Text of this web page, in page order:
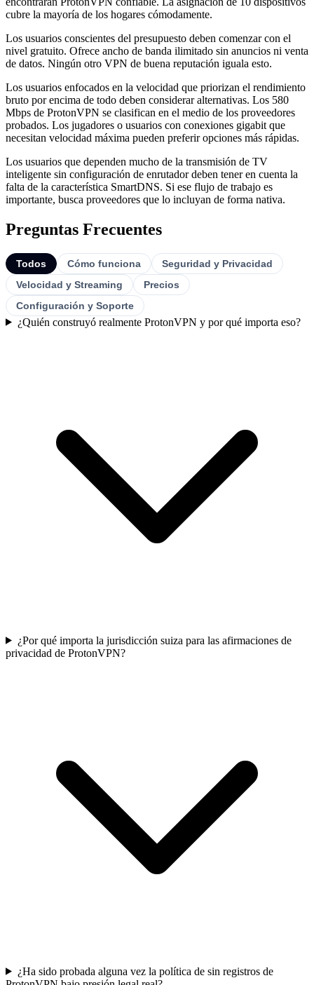
cubre la mayoría de los hogares cómodamente.
Los usuarios conscientes del presupuesto deben comenzar con el
nivel gratuito. Ofrece ancho de banda ilimitado sin anuncios ni venta
de datos. Ningún otro VPN de buena reputación iguala esto.
Los usuarios enfocados en la velocidad que priorizan el rendimiento
bruto por encima de todo deben considerar alternativas. Los 580
Mbps de ProtonVPN se clasifican en el medio de los proveedores
probados. Los jugadores o usuarios con conexiones gigabit que
necesitan velocidad máxima pueden preferir opciones más rápidas.
Los usuarios que dependen mucho de la transmisión de TV
inteligente sin configuración de enrutador deben tener en cuenta la
falta de la característica SmartDNS. Si ese flujo de trabajo es
importante, busca proveedores que lo incluyan de forma nativa.
Preguntas Frecuentes
Todos Cómo funciona
Seguridad y Privacidad
Velocidad y Streaming
Precios
Configuración y Soporte
¿Quién construyó realmente ProtonVPN y por qué importa eso?
¿Por qué importa la jurisdicción suiza para las afirmaciones de
privacidad de ProtonVPN?
¿Ha sido probada alguna vez la política de sin registros de